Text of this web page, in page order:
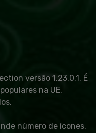
versão 1.23.0.1. É
na UE,
número de ícones,